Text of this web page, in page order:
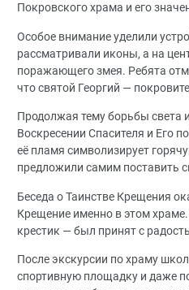
Покровского храма и его
Особое внимание уделили
рассматривали иконы, а на
поражающего змея. Ребята
что святой Георгий —
Продолжая тему борьбы света
Воскресении Спасителя и Его
её пламя символизирует
предложили самим поставить
Беседа о Таинстве Крещения
Крещение именно в этом храме.
крестик — был принят с
После экскурсии по храму
спортивную площадку и даже